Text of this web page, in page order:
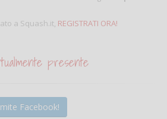
a Squash.it, REGISTRATI ORA!
presente
Facebook!